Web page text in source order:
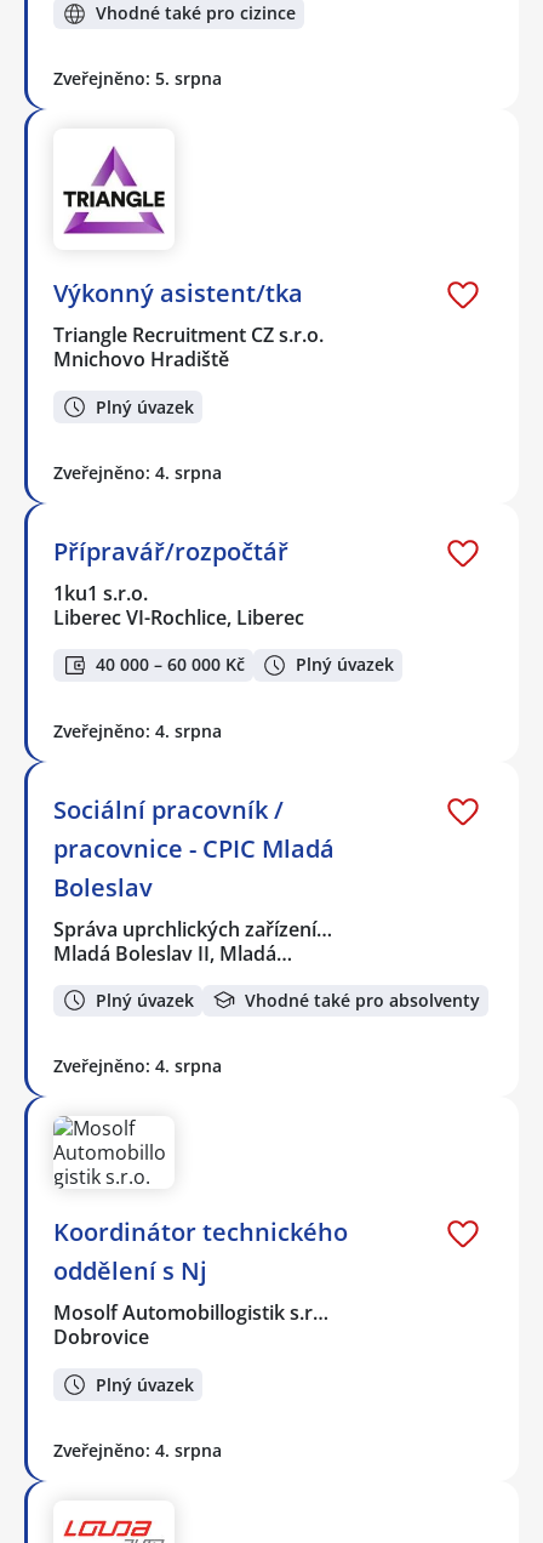
Vhodné také pro cizince
Zveřejněno: 5. srpna
Výkonný asistent/tka
Triangle Recruitment CZ s.r.o.
Mnichovo Hradiště
Plný úvazek
Zveřejněno: 4. srpna
Přípravář/rozpočtář
1ku1 s.r.o.
Liberec VI-Rochlice, Liberec
40 000 – 60 000 Kč Plný úvazek
Zveřejněno: 4. srpna
Sociální pracovník /
pracovnice - CPIC Mladá
Boleslav
Správa uprchlických zařízení…
Mladá Boleslav II, Mladá…
Plný úvazek Vhodné také pro absolventy
Zveřejněno: 4. srpna
Koordinátor technického
oddělení s Nj
Mosolf Automobillogistik s.r…
Dobrovice
Plný úvazek
Zveřejněno: 4. srpna